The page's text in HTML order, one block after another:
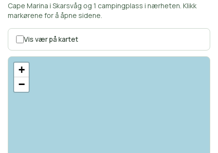
Cape Marina i Skarsvåg og 1 campingplass i nærheten. Klikk
markørene for å åpne sidene.
Vis vær på kartet
+
−